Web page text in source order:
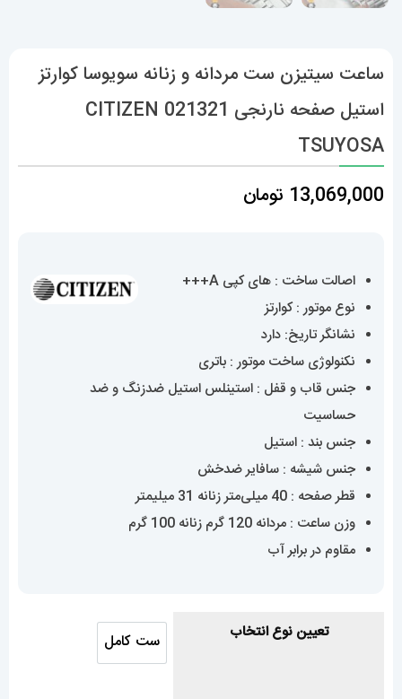
ساعت سیتیزن ست مردانه و زنانه سویوسا کوارتز
استیل صفحه نارنجی 021321 CITIZEN
TSUYOSA
13,069,000 تومان
اصالت ساخت : های کپی A+++
نوع موتور : کوارتز
نشانگر تاریخ: دارد
نکنولوژی ساخت موتور : باتری
جنس قاب و قفل : استینلس استیل ضدزنگ و ضد
حساسیت
جنس بند : استیل
جنس شیشه : سافایر ضدخش
قطر صفحه : 40 میلی‌متر زنانه 31 میلیمتر
وزن ساعت : مردانه 120 گرم زنانه 100 گرم
مقاوم در برابر آب
تعیین نوع انتخاب ست کامل
ست کامل